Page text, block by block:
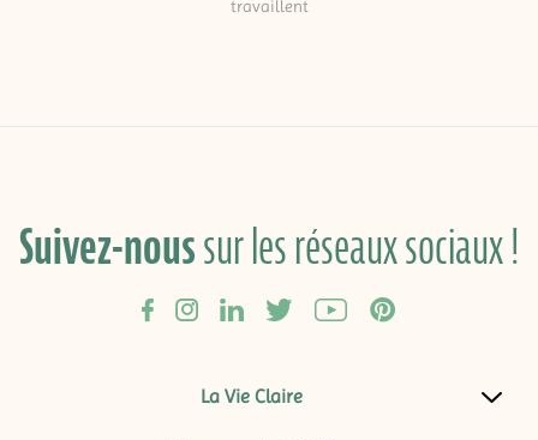
travaillent
Suivez-noussur les réseaux sociaux !
La Vie Claire